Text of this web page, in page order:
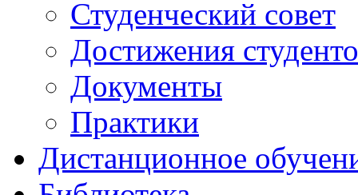
Студенческий совет
Достижения
Документы
Практики
Дистанционное